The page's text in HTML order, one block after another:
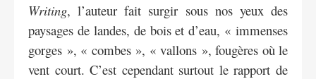
Writing, l’auteur fait surgir sous nos yeux des
paysages de landes, de bois et d’eau, « immenses
gorges », « combes », « vallons », fougères où le
vent court. C’est cependant surtout le rapport de